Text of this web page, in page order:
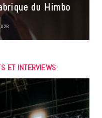
du Himbo
ET INTERVIEWS